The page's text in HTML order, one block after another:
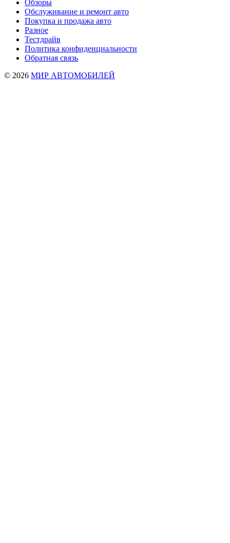
Обзоры
Обслуживание и ремонт авто
Покупка и продажа авто
Разное
Тестдрайв
Политика конфиденциальности
Обратная связь
© 2026 МИР АВТОМОБИЛЕЙ